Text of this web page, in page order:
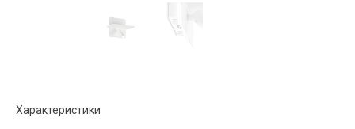
Характеристики